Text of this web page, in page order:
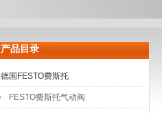
产品目录
德国FESTO费斯托
FESTO费斯托气动阀